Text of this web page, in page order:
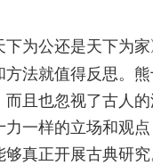
为公还是天下为
法就值得反思。
且也忽视了古人
一样的立场和观
真正开展古典研究